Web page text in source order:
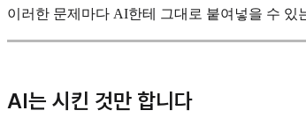
이러한 문제마다 AI한테 그대로 붙여넣을 수
AI는 시킨 것만 합니다